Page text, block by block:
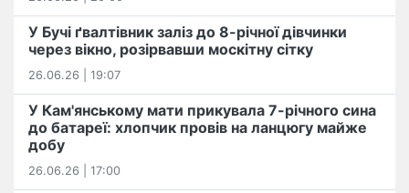
У Бучі ґвалтівник заліз до 8-річної дівчинки
через вікно, розірвавши москітну сітку
26.06.26 | 19:07
У Кам'янському мати прикувала 7-річного сина
до батареї: хлопчик провів на ланцюгу майже
добу
26.06.26 | 17:00